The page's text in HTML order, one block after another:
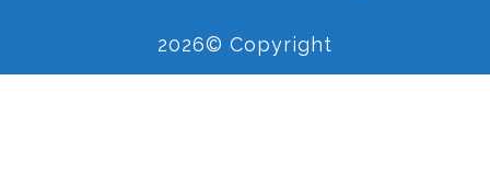
2026© Copyright